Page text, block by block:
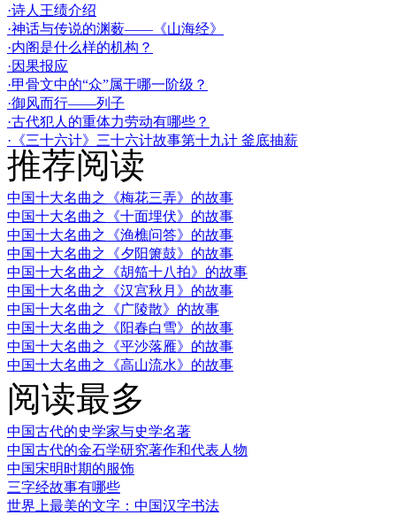
·诗人王绩介绍
·神话与传说的渊薮——《山海经》
·内阁是什么样的机构？
·因果报应
·甲骨文中的“众”属于哪一阶级？
·御风而行——列子
·古代犯人的重体力劳动有哪些？
·《三十六计》三十六计故事第十九计 釜底抽薪
推荐阅读
中国十大名曲之《梅花三弄》的故事
中国十大名曲之《十面埋伏》的故事
中国十大名曲之《渔樵问答》的故事
中国十大名曲之《夕阳箫鼓》的故事
中国十大名曲之《胡笳十八拍》的故事
中国十大名曲之《汉宫秋月》的故事
中国十大名曲之《广陵散》的故事
中国十大名曲之《阳春白雪》的故事
中国十大名曲之《平沙落雁》的故事
中国十大名曲之《高山流水》的故事
阅读最多
中国古代的史学家与史学名著
中国古代的金石学研究著作和代表人物
中国宋明时期的服饰
三字经故事有哪些
世界上最美的文字：中国汉字书法